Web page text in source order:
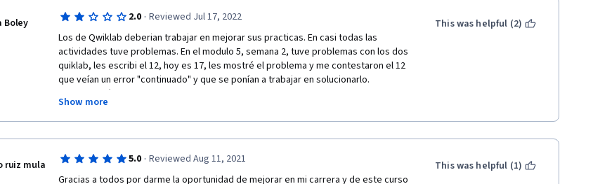
Boley 2.0 · Reviewed Jul 17, 2022
Los de Qwiklab deberian trabajar en mejorar sus practicas. En casi todas las
actividades tuve problemas. En el modulo 5, semana 2, tuve problemas con los dos
quiklab, les escribi el 12, hoy es 17, les mostré el problema y me contestaron el 12
que veían un error "continuado" y que se ponían a trabajar en solucionarlo.
Mi calificación y fin del curso dependia de hacer estos 2 qwiklab.
Hoy es 17, he podido finalmente acabar las prácticas, y no puedo opinar
abiertamente sobre lo que me parecen porque me bloquearían, el curso, y el
departamento de IT de qwiklab todavía no se ha puesto en contacto conmigo.
Show more
This was helpful (2)
ruiz mula 5.0 · Reviewed Aug 11, 2021
Gracias a todos por darme la oportunidad de mejorar en mi carrera y de este curso
This was helpful (1)